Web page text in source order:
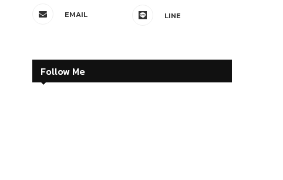
EMAIL LINE
Follow Me